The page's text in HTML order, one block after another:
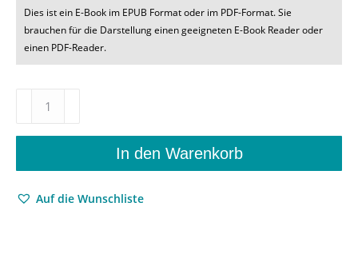
Dies ist ein E-Book im EPUB Format oder im PDF-Format. Sie
brauchen für die Darstellung einen geeigneten E-Book Reader oder
einen PDF-Reader.
Krise
In den Warenkorb
Auf die Wunschliste